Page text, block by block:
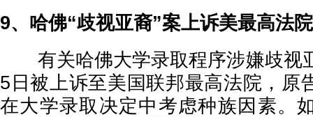
9、哈佛“歧视亚裔”案上诉美最高法院
有关哈佛大学录取程序涉嫌歧视
5日被上诉至美国联邦最高法院，原
在大学录取决定中考虑种族因素。